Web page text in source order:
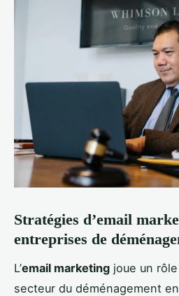
Stratégies d’email
entreprises de
L’email marketing joue un
secteur du déménagement